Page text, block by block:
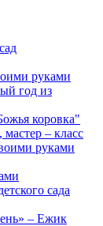
руками
год из
коровка"
– класс
руками
сада
– Ежик